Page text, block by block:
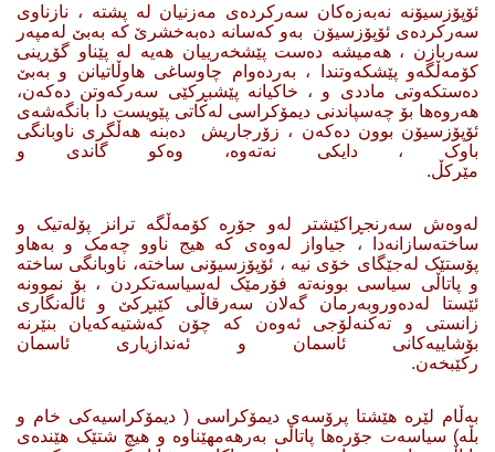
ئۆپۆزسیۆنە نەبەزەکان سەرکردەی مەزنیان لە پشتە ، نازناوی
سەرکردەی ئۆپۆزسیۆن بەو کەسانە دەبەخشرێ کە بەبێ لەمپەر
سەربازن ، هەمیشە دەست پێشخەرییان هەیە لە پێناو گۆڕینی
کۆمەڵگەو پێشکەوتندا ، بەردەوام چاوساغی هاوڵاتیانن و بەبێ
دەستکەوتی ماددی و ، خاکیانە پێشبڕکێی سەرکەوتن دەکەن،
هەروەها بۆ چەسپاندنی دیمۆکراسی لەکاتی پێویست دا بانگەشەی
ئۆپۆزسیۆن بوون دەکەن ، زۆرجاریش دەبنە هەڵگری ناوبانگی
باوک ، دایکی نەتەوە، وەکو گاندی و
مێرکڵ.
لەوەش سەرنجڕاکێشتر لەو جۆرە کۆمەڵگە ترانز پۆلەتیک و
ساختەسازانەدا ، جیاواز لەوەی کە هیج ناوو چەمک و بەهاو
پۆستێک لەجێگای خۆی نیە ، ئۆپۆزسیۆنی ساختە، ناوبانگی ساختە
و پاتاڵی سیاسی بوونەتە فۆرمێک لەسیاسەتکردن ، بۆ نموونە
ئێستا لەدەوروبەرمان گەلان سەرقاڵی کێبڕكێ و ئاڵەنگاری
زانستی و تەکنەلۆجی ئەوەن کە چۆن کەشتیەکەیان بنێرنە
بۆشاییەکانی ئاسمان و ئەندازیاری ئاسمان
رکێبخەن.
بەڵام لێرە هێشتا پرۆسەی دیمۆکراسی ( دیمۆکراسیەکی خام و
بڵە) سیاسەت جۆرەها پاتاڵی بەرهەمهێناوە و هیچ شتێک هێندەی